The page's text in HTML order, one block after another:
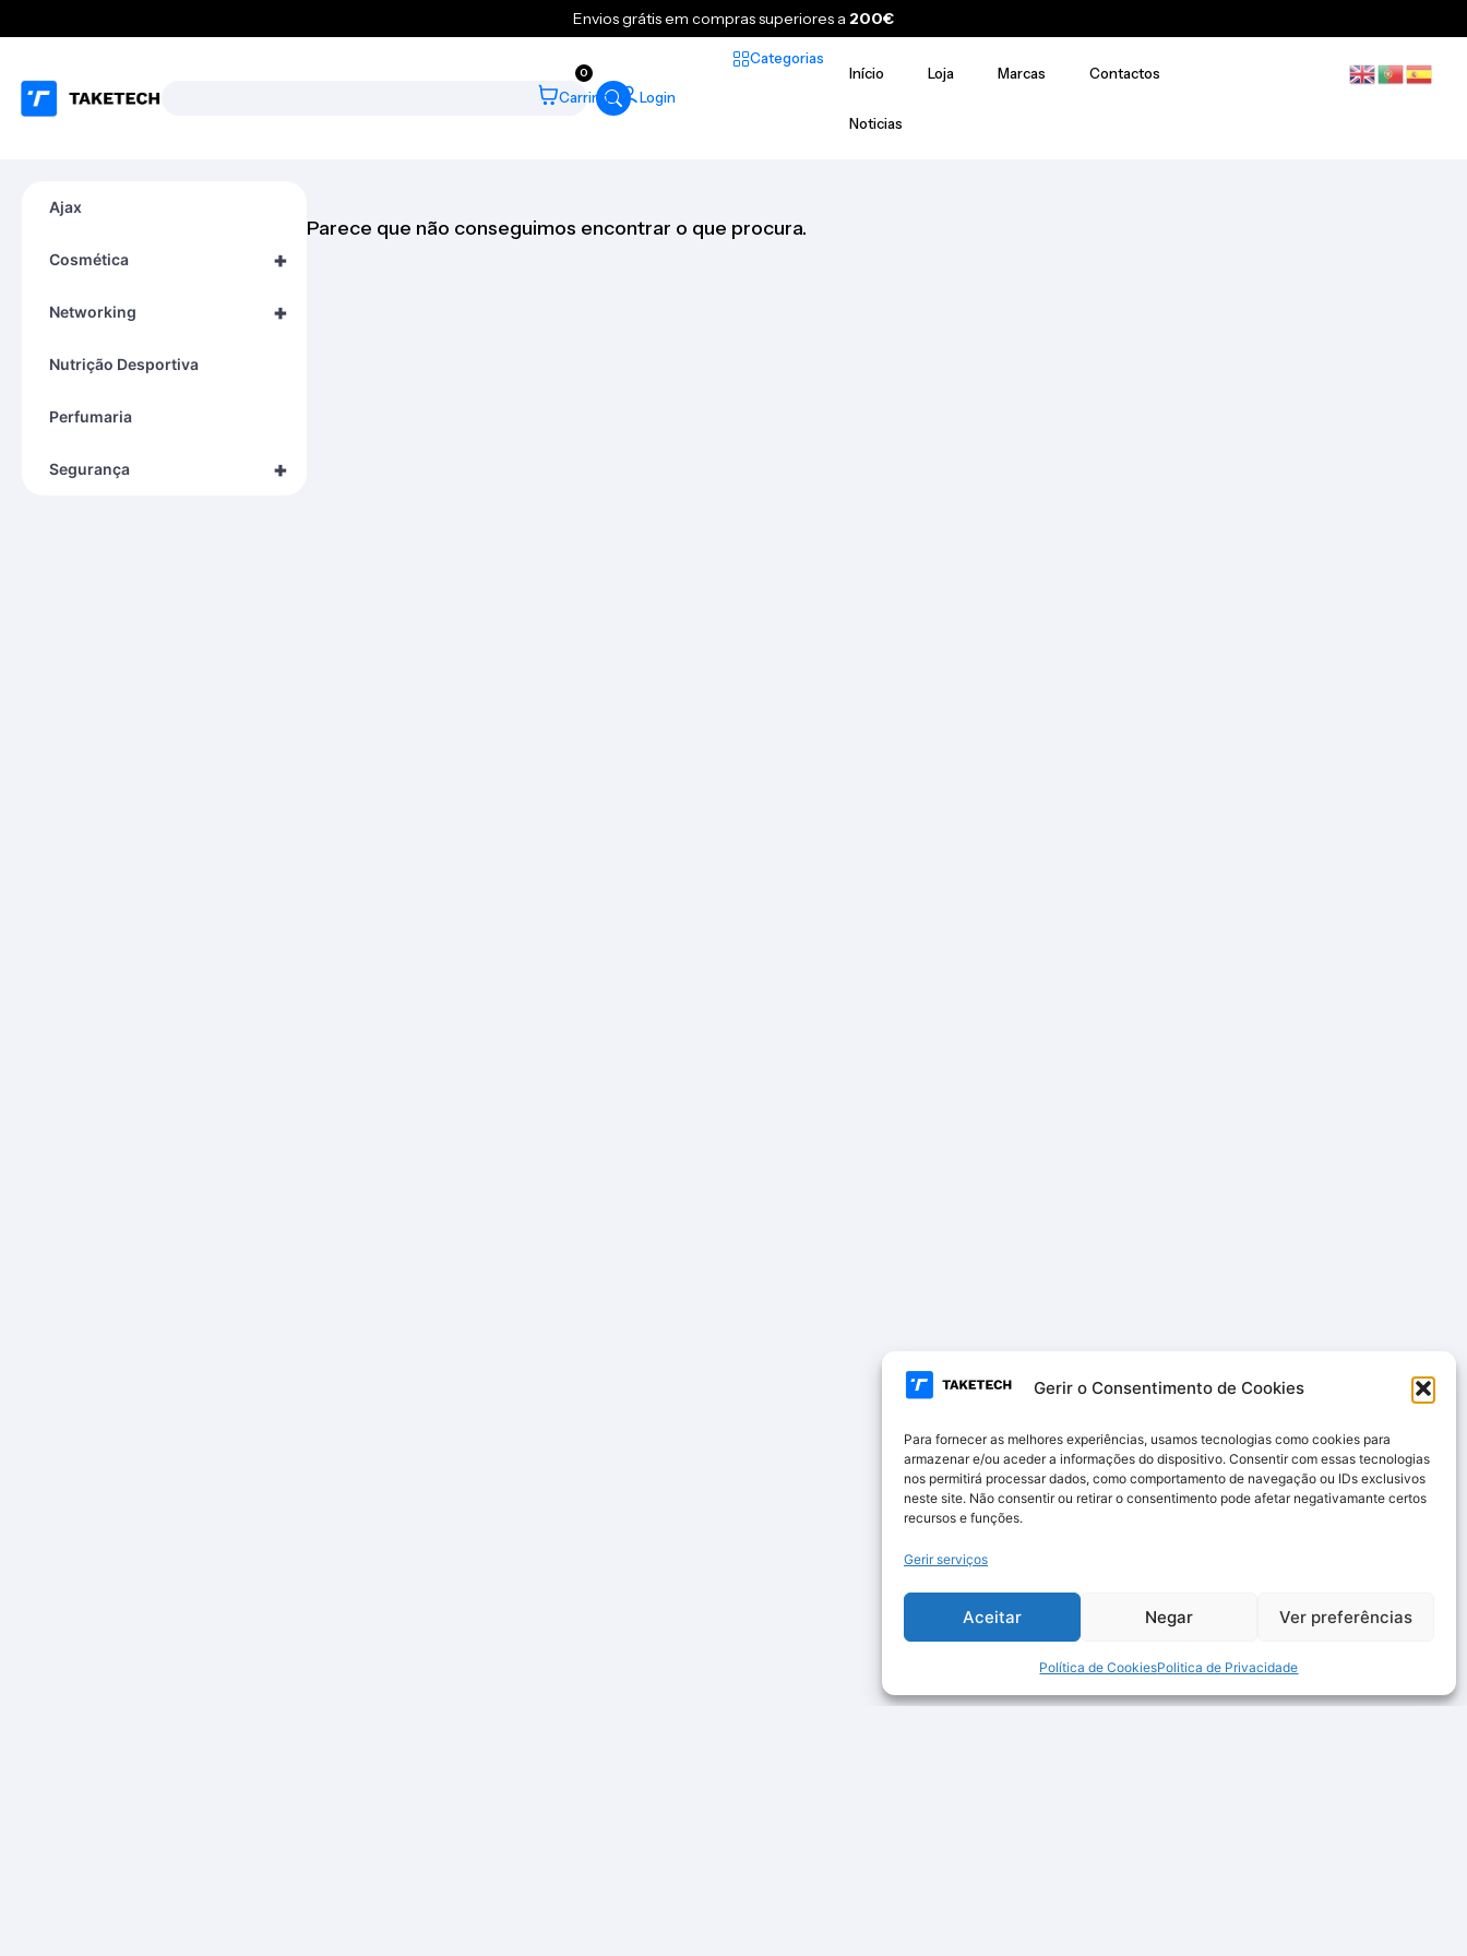
Gerir o Consentimento de Cookies
Para fornecer as melhores experiências, usamos tecnologias como cookies para
armazenar e/ou aceder a informações do dispositivo. Consentir com essas tecnologias
nos permitirá processar dados, como comportamento de navegação ou IDs exclusivos
neste site. Não consentir ou retirar o consentimento pode afetar negativamante certos
recursos e funções.
Gerir serviços
Aceitar Negar Ver preferências
Política de CookiesPolitica de Privacidade
Envios grátis em compras superiores a 200€
0
Carrinho Login
Categorias
Início
Loja Marcas Contactos
Noticias
Ajax
+
Cosmética
+
Networking
Nutrição Desportiva
Perfumaria
+
Segurança
Parece que não conseguimos encontrar o que procura.